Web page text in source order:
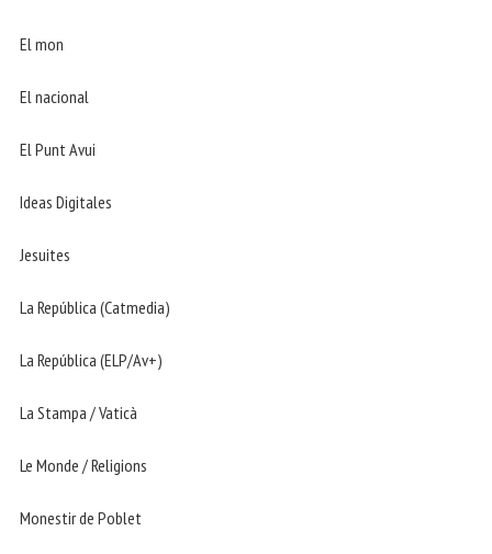
El mon
El nacional
El Punt Avui
Ideas Digitales
Jesuites
La República (Catmedia)
La República (ELP/Av+)
La Stampa / Vaticà
Le Monde / Religions
Monestir de Poblet